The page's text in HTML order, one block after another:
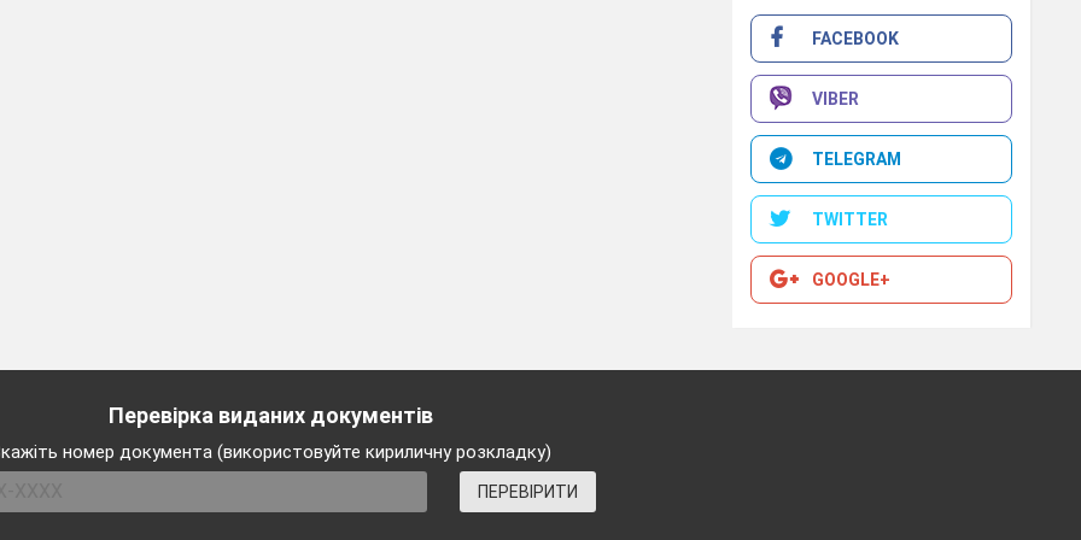
ankiety.
FACEBOOK
VIBER
TELEGRAM
TWITTER
GOOGLE+
Перевірка виданих документів
номер документа (використовуйте кириличну розкладку)
ПЕРЕВІРИТИ